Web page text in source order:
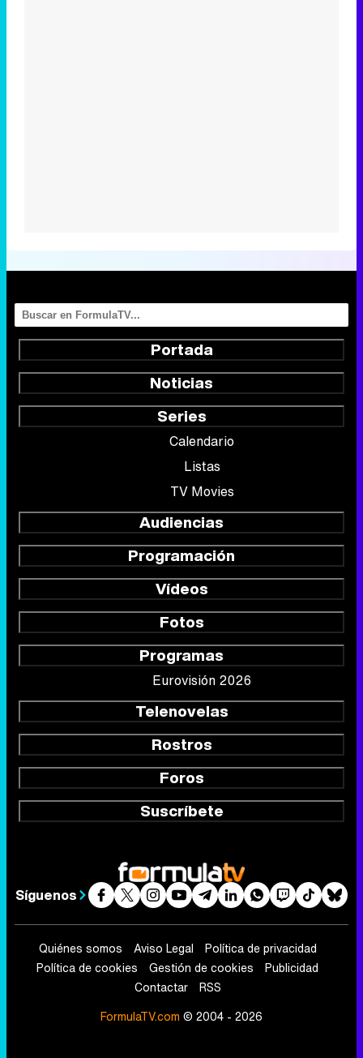
Portada
Noticias
Series
Calendario
Listas
TV Movies
Audiencias
Programación
Vídeos
Fotos
Programas
Eurovisión 2026
Telenovelas
Rostros
Foros
Suscríbete
Síguenos
Quiénes somos Aviso Legal
Política de privacidad
Política de cookies
Gestión de cookies
Publicidad
Contactar
RSS
FormulaTV.com © 2004 - 2026